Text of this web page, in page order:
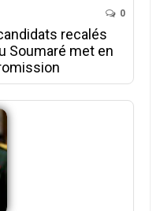
0
recalés
Soumaré met en